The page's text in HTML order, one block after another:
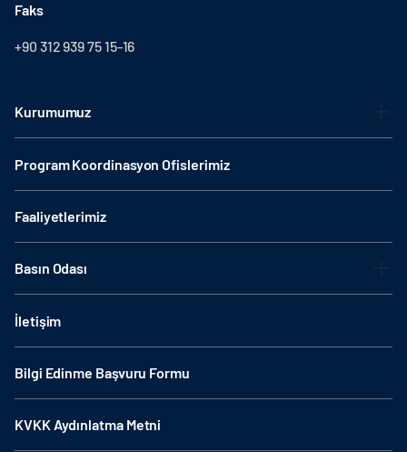
Faks
+90 312 939 75 15-16
Kurumumuz
Program Koordinasyon Ofislerimiz
Faaliyetlerimiz
Basın Odası
İletişim
Bilgi Edinme Başvuru Formu
KVKK Aydınlatma Metni